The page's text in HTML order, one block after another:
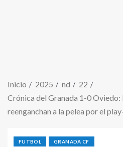
Inicio 2025 nd
22
Crónica del Granada 1-0 Oviedo:
reenganchan a la pelea por el
FUTBOL GRANADA CF